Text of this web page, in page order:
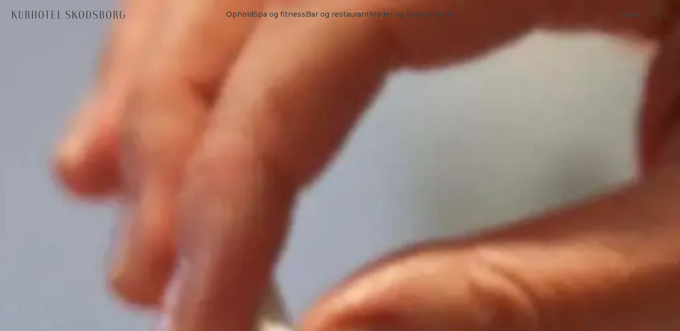
OpholdSpa og fitnessBar og restaurantMøder og festerEvents Dansk